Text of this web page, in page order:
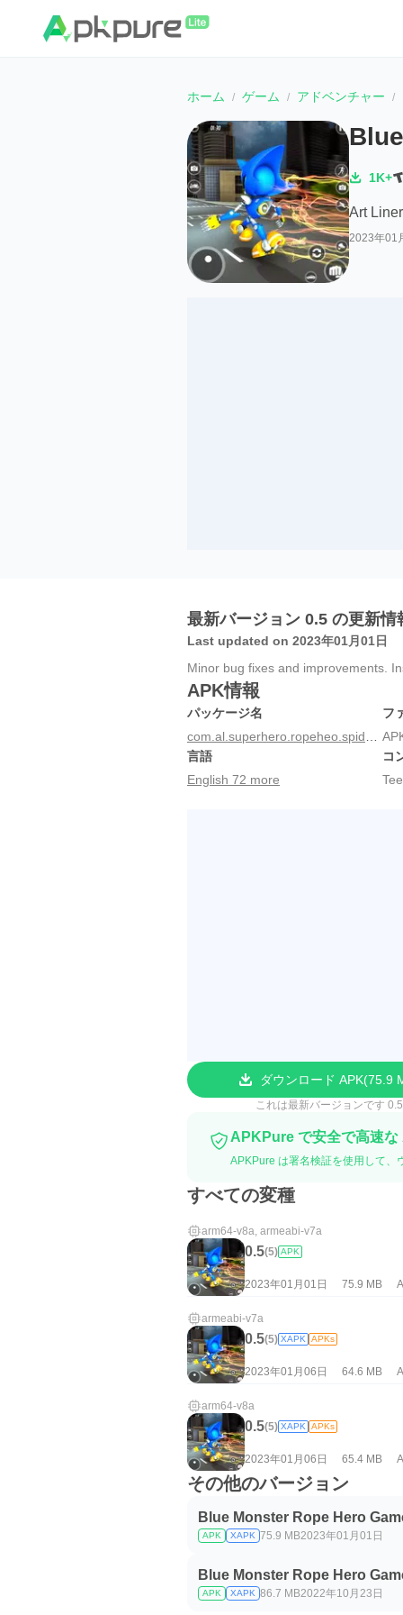
ホーム ゲーム アドベンチャー
1K+
Art Liner
2023年01
最新バージョン 0.5 の更新情
Last updated on 2023年01月01日
Minor bug fixes and improvements.
APK情報
パッケージ名
フ
言語
English 72 more
コ
これは最新バージョンです 0.5
ダウンロード APK 75.9
APKPure で安全で高速
APKPure は署名検証を使用して、
すべての変種
arm64-v8a, armeabi-v7a
0.5(5) APK
2023年01月01日 75.9 MB
armeabi-v7a
0.5(5) XAPK APKs
2023年01月06日 64.6 MB
arm64-v8a
0.5(5) XAPK APKs
2023年01月06日 65.4 MB
その他のバージョン
Blue Monster Rope Hero
APK XAPK 75.9 MB2023年01月01日
Blue Monster Rope Hero
APK XAPK 86.7 MB2022年10月23日